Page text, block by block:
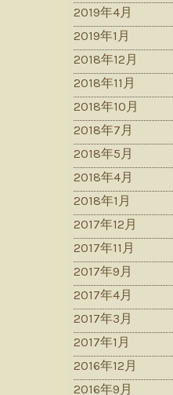
2019年4月
2019年1月
2018年12月
2018年11月
2018年10月
2018年7月
2018年5月
2018年4月
2018年1月
2017年12月
2017年11月
2017年9月
2017年4月
2017年3月
2017年1月
2016年12月
2016年9月